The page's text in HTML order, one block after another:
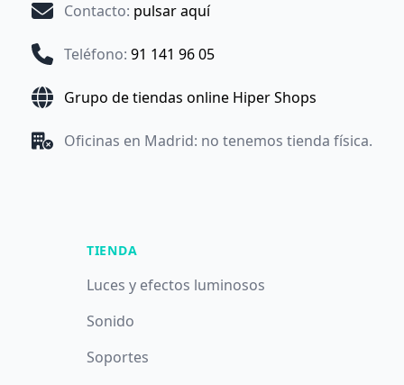
Contacto: pulsar aquí
Teléfono: 91 141 96 05
Grupo de tiendas online Hiper Shops
Oficinas en Madrid: no tenemos tienda física.
TIENDA
Luces y efectos luminosos
Sonido
Soportes